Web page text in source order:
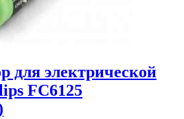
для электрической
FC6125